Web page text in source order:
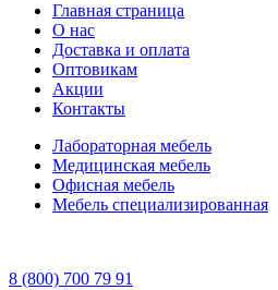
Главная страница
О нас
Доставка и оплата
Оптовикам
Акции
Контакты
Лабораторная мебель
Медицинская мебель
Офисная мебель
Мебель специализированная
8 (800) 700 79 91